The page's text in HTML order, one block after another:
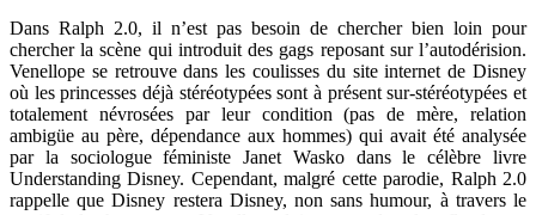
Dans Ralph 2.0, il n’est pas besoin de chercher bien loin pour
chercher la scène qui introduit des gags reposant sur l’autodérision.
Venellope se retrouve dans les coulisses du site internet de Disney
où les princesses déjà stéréotypées sont à présent sur-stéréotypées et
totalement névrosées par leur condition (pas de mère, relation
ambigüe au père, dépendance aux hommes) qui avait été analysée
par la sociologue féministe Janet Wasko dans le célèbre livre
Understanding Disney. Cependant, malgré cette parodie, Ralph 2.0
rappelle que Disney restera Disney, non sans humour, à travers le